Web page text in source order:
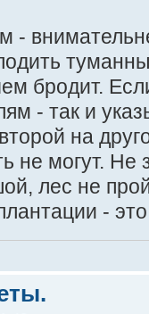
-
бродит.
- так и
на
не могут.
лес не
-